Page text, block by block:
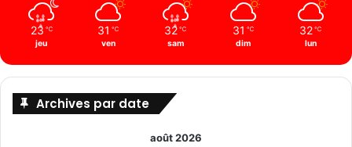
23 ℃
jeu
31 ℃
ven
32 ℃
sam
31 ℃
dim
32 ℃
lun
Archives par date
août 2026